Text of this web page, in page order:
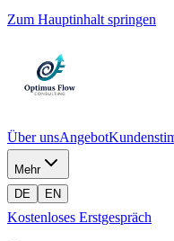
Zum Hauptinhalt springen
Über unsAngebot
Mehr
DE
EN
Kostenloses Erstgespräch